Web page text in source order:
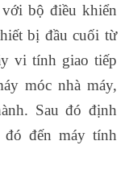
bộ điều khiển
bị đầu cuối từ
vi tính giao tiếp
móc nhà máy,
Sau đó định
đến máy tính